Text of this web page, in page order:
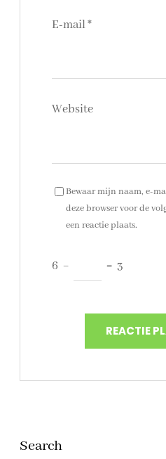
E-mail*
Website
Bewaar mijn naam, e-
deze browser voor de
een reactie plaats.
6 − = 3
Search